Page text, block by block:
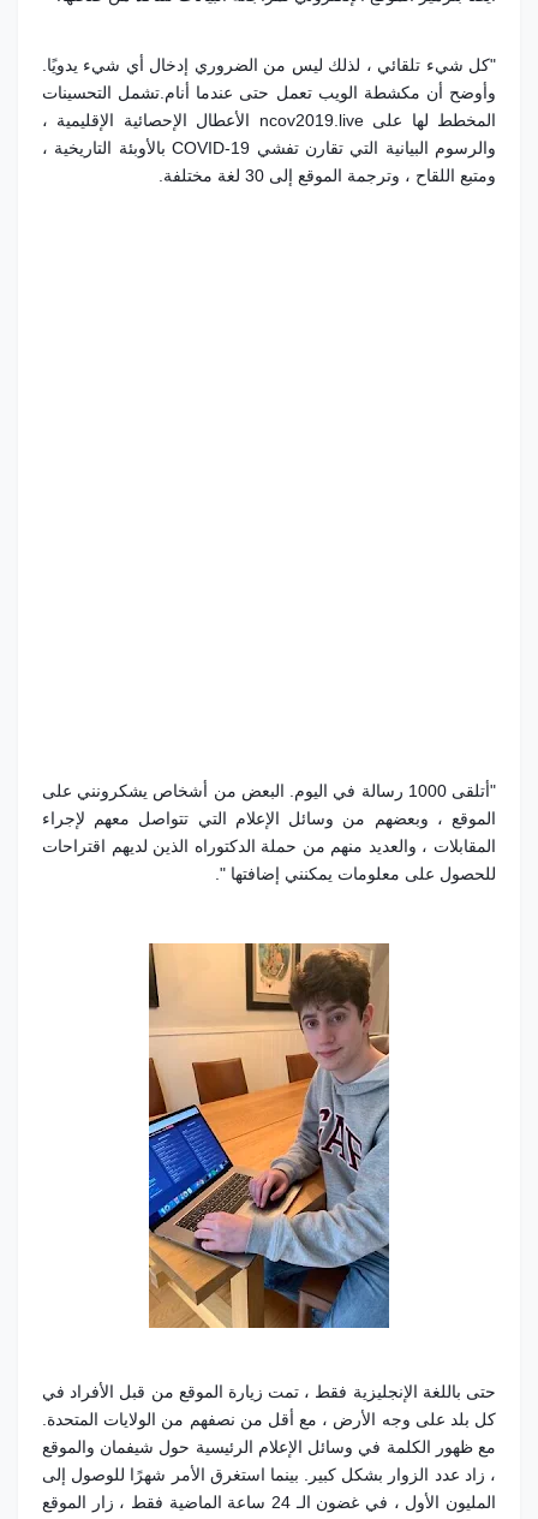
"كل شيء تلقائي ، لذلك ليس من الضروري إدخال أي شيء يدويًا.
وأوضح أن مكشطة الويب تعمل حتى عندما أنام.تشمل التحسينات
المخطط لها على ncov2019.live الأعطال الإحصائية الإقليمية ،
والرسوم البيانية التي تقارن تفشي COVID-19 بالأوبئة التاريخية ،
ومتبع اللقاح ، وترجمة الموقع إلى 30 لغة مختلفة.
"أتلقى 1000 رسالة في اليوم. البعض من أشخاص يشكرونني على
الموقع ، وبعضهم من وسائل الإعلام التي تتواصل معهم لإجراء
المقابلات ، والعديد منهم من حملة الدكتوراه الذين لديهم اقتراحات
للحصول على معلومات يمكنني إضافتها ".
حتى باللغة الإنجليزية فقط ، تمت زيارة الموقع من قبل الأفراد في
كل بلد على وجه الأرض ، مع أقل من نصفهم من الولايات المتحدة.
مع ظهور الكلمة في وسائل الإعلام الرئيسية حول شيفمان والموقع
، زاد عدد الزوار بشكل كبير. بينما استغرق الأمر شهرًا للوصول إلى
المليون الأول ، في غضون الـ 24 ساعة الماضية فقط ، زار الموقع